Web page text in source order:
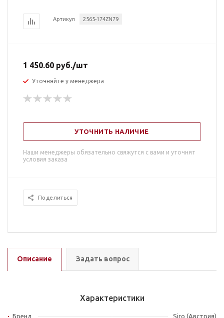
Артикул 2565-174ZN79
1 450.60 руб./шт
Уточняйте у менеджера
УТОЧНИТЬ НАЛИЧИЕ
Наши менеджеры обязательно свяжутся с вами и уточнят
условия заказа
Поделиться
Описание Задать вопрос
Характеристики
Бренд
Siro (Австрия)